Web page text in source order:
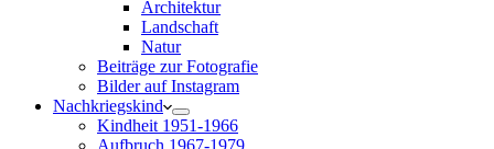
Architektur
Landschaft
Natur
Beiträge zur Fotografie
Bilder auf Instagram
Nachkriegskind
Kindheit 1951-1966
Aufbruch 1967-1979